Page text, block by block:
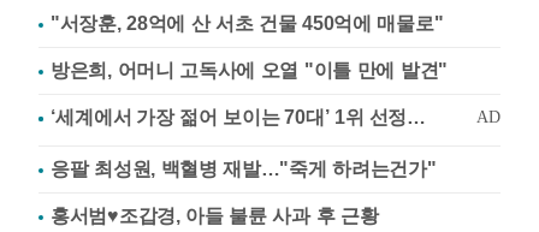
"서장훈, 28억에 산 서초 건물 450억에 매물로"
방은희, 어머니 고독사에 오열 "이틀 만에 발견"
응팔 최성원, 백혈병 재발…"죽게 하려는건가"
홍서범♥조갑경, 아들 불륜 사과 후 근황